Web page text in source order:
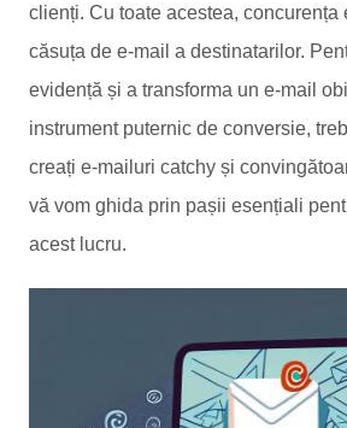
clienți. Cu toate acestea, concurența
căsuța de e-mail a destinatarilor.
evidență și a transforma un e-mail
instrument puternic de conversie,
creați e-mailuri catchy și
vă vom ghida prin pașii esențiali
acest lucru.